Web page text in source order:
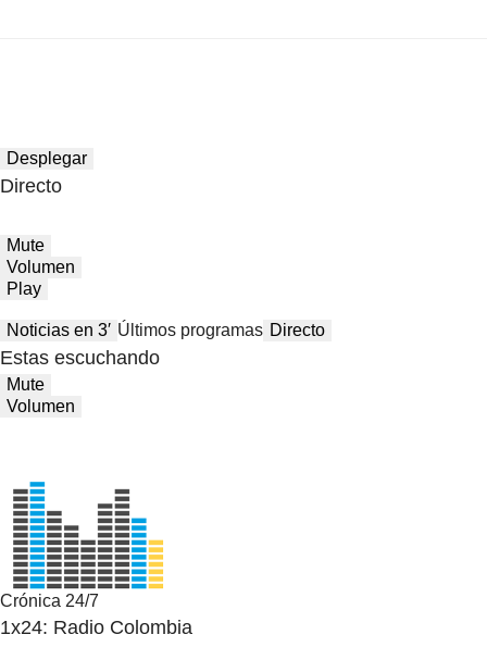
Desplegar
Directo
Mute
Volumen
Play
Noticias en 3′ Últimos programas Directo
Estas escuchando
Mute
Volumen
Crónica 24/7
1x24: Radio Colombia